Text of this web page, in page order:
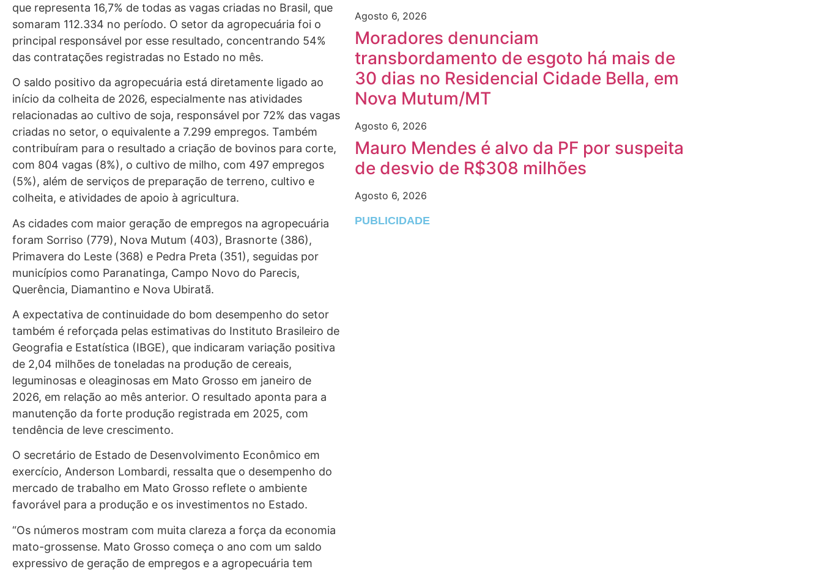
que representa 16,7% de todas as vagas criadas no Brasil, que
somaram 112.334 no período. O setor da agropecuária foi o
principal responsável por esse resultado, concentrando 54%
das contratações registradas no Estado no mês.
O saldo positivo da agropecuária está diretamente ligado ao
início da colheita de 2026, especialmente nas atividades
relacionadas ao cultivo de soja, responsável por 72% das vagas
criadas no setor, o equivalente a 7.299 empregos. Também
contribuíram para o resultado a criação de bovinos para corte,
com 804 vagas (8%), o cultivo de milho, com 497 empregos
(5%), além de serviços de preparação de terreno, cultivo e
colheita, e atividades de apoio à agricultura.
As cidades com maior geração de empregos na agropecuária
foram Sorriso (779), Nova Mutum (403), Brasnorte (386),
Primavera do Leste (368) e Pedra Preta (351), seguidas por
municípios como Paranatinga, Campo Novo do Parecis,
Querência, Diamantino e Nova Ubiratã.
A expectativa de continuidade do bom desempenho do setor
também é reforçada pelas estimativas do Instituto Brasileiro de
Geografia e Estatística (IBGE), que indicaram variação positiva
de 2,04 milhões de toneladas na produção de cereais,
leguminosas e oleaginosas em Mato Grosso em janeiro de
2026, em relação ao mês anterior. O resultado aponta para a
manutenção da forte produção registrada em 2025, com
tendência de leve crescimento.
O secretário de Estado de Desenvolvimento Econômico em
exercício, Anderson Lombardi, ressalta que o desempenho do
mercado de trabalho em Mato Grosso reflete o ambiente
favorável para a produção e os investimentos no Estado.
“Os números mostram com muita clareza a força da economia
mato-grossense. Mato Grosso começa o ano com um saldo
expressivo de geração de empregos e a agropecuária tem
Agosto 6, 2026
Moradores denunciam
transbordamento de esgoto há mais de
30 dias no Residencial Cidade Bella, em
Nova Mutum/MT
Agosto 6, 2026
Mauro Mendes é alvo da PF por suspeita
de desvio de R$308 milhões
Agosto 6, 2026
PUBLICIDADE